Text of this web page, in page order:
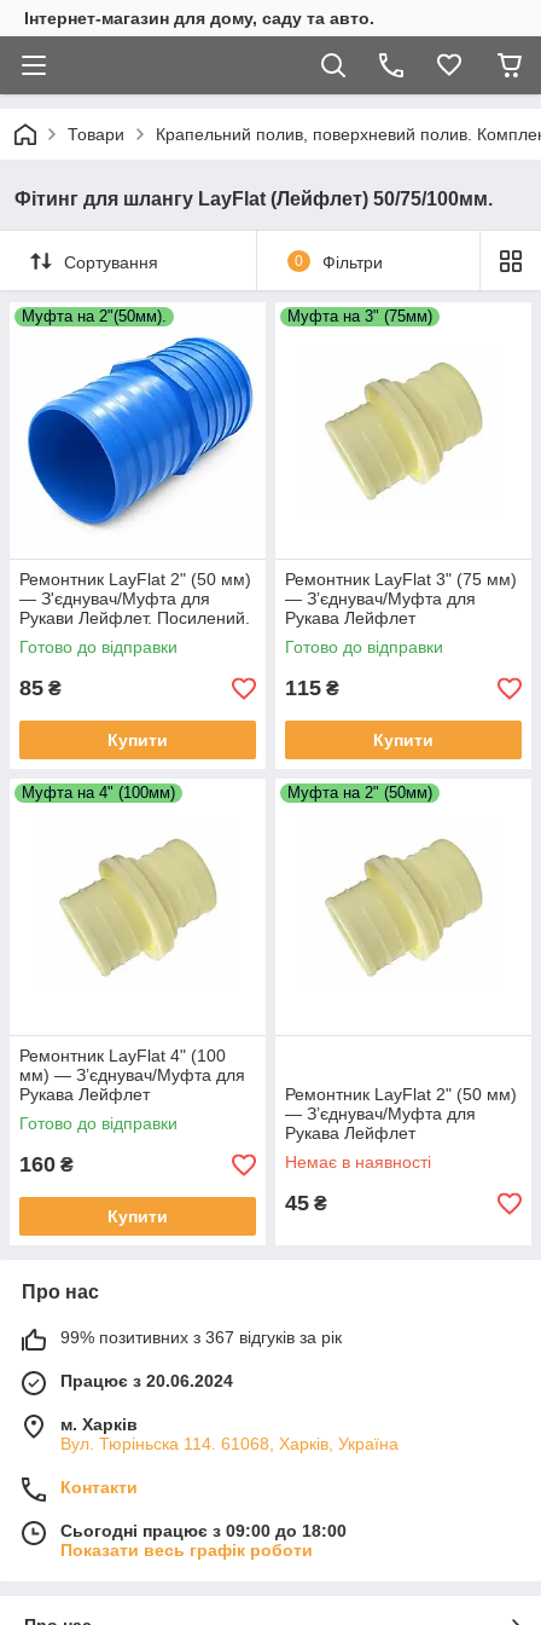
Інтернет-магазин для дому, саду та авто.
Товари Крапельний полив, поверхневий полив.
Фітинг для шлангу LayFlat (Лейфлет) 50/75/100мм.
Сортування 0 Фільтри
Муфта на 2"(50мм).
Ремонтник LayFlat 2" (50 мм)
— З'єднувач/Муфта для
Рукави Лейфлет. Посилений.
Колір синій.
Готово до відправки
85 ₴
Купити
Муфта на 3" (75мм)
Ремонтник LayFlat 3" (75 мм)
— З’єднувач/Муфта для
Рукава Лейфлет
Готово до відправки
115 ₴
Купити
Муфта на 4" (100мм)
Ремонтник LayFlat 4" (100
мм) — З’єднувач/Муфта для
Рукава Лейфлет
Готово до відправки
160 ₴
Купити
Муфта на 2" (50мм)
Ремонтник LayFlat 2" (50 мм)
— З’єднувач/Муфта для
Рукава Лейфлет
Немає в наявності
45 ₴
Про нас
99% позитивних з 367 відгуків за рік
Працює з 20.06.2024
м. Харків
Вул. Тюріньска 114. 61068, Харків, Україна
Контакти
Сьогодні працює з 09:00 до 18:00
Показати весь графік роботи